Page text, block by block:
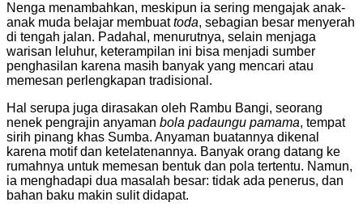
Nenga menambahkan, meskipun ia sering mengajak anak-
anak muda belajar membuattoda, sebagian besar menyerah
di tengah jalan. Padahal, menurutnya, selain menjaga
warisan leluhur, keterampilan ini bisa menjadi sumber
penghasilan karena masih banyak yang mencari atau
memesan perlengkapan tradisional.
Hal serupa juga dirasakan oleh Rambu Bangi, seorang
nenek pengrajin anyaman bola padaungu pamama, tempat
sirih pinang khas Sumba. Anyaman buatannya dikenal
karena motif dan ketelatenannya. Banyak orang datang ke
rumahnya untuk memesan bentuk dan pola tertentu. Namun,
ia menghadapi dua masalah besar: tidak ada penerus, dan
bahan baku makin sulit didapat.